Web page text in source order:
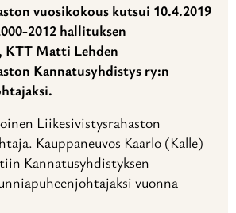
vuosikokous kutsui 10.4.2019
2012 hallituksen
KTT Matti Lehden
Kannatusyhdistys ry:n
Liikesivistysrahaston
Kauppaneuvos Kaarlo (Kalle)
Kannatusyhdistyksen
vuonna